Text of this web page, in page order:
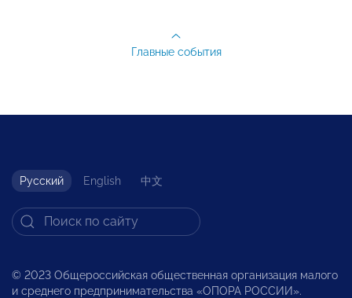
Главные события
Русский English 中文
© 2023 Общероссийская общественная организация малого
и среднего предпринимательства «ОПОРА РОССИИ».